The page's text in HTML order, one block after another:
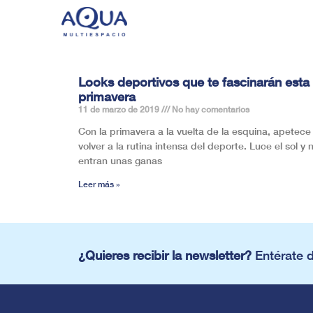
Looks deportivos que te fascinarán esta
primavera
11 de marzo de 2019 No hay comentarios
Con la primavera a la vuelta de la esquina, apetece
volver a la rutina intensa del deporte. Luce el sol y
entran unas ganas
Leer más »
¿Quieres recibir la newsletter? Entérate